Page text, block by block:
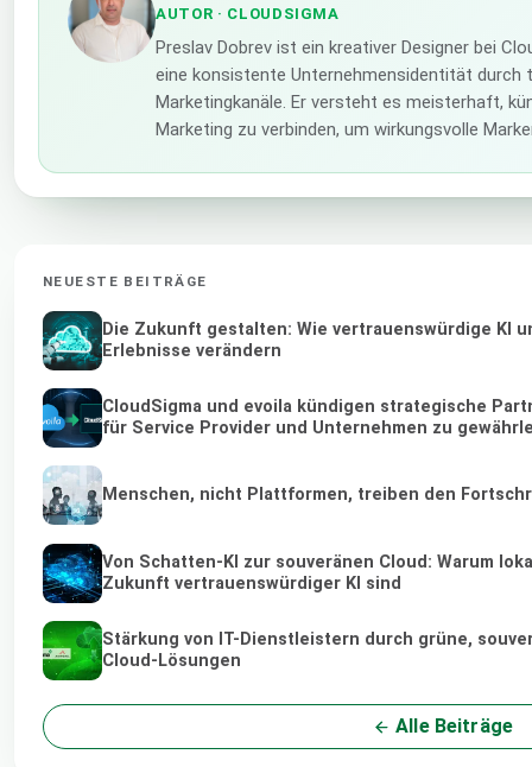
AUTOR · CLOUDSIGMA
Preslav Dobrev ist ein kreativer Designer bei
eine konsistente Unternehmensidentität durch
Marketingkanäle. Er versteht es meisterhaft,
Marketing zu verbinden, um wirkungsvolle
NEUESTE BEITRÄGE
Die Zukunft gestalten: Wie vertrauenswürdige KI
Erlebnisse verändern
CloudSigma und evoila kündigen strategische
für Service Provider und Unternehmen zu
Menschen, nicht Plattformen, treiben den
Von Schatten-KI zur souveränen Cloud: Warum
Zukunft vertrauenswürdiger KI sind
Stärkung von IT-Dienstleistern durch grüne,
Cloud-Lösungen
Alle Beiträge